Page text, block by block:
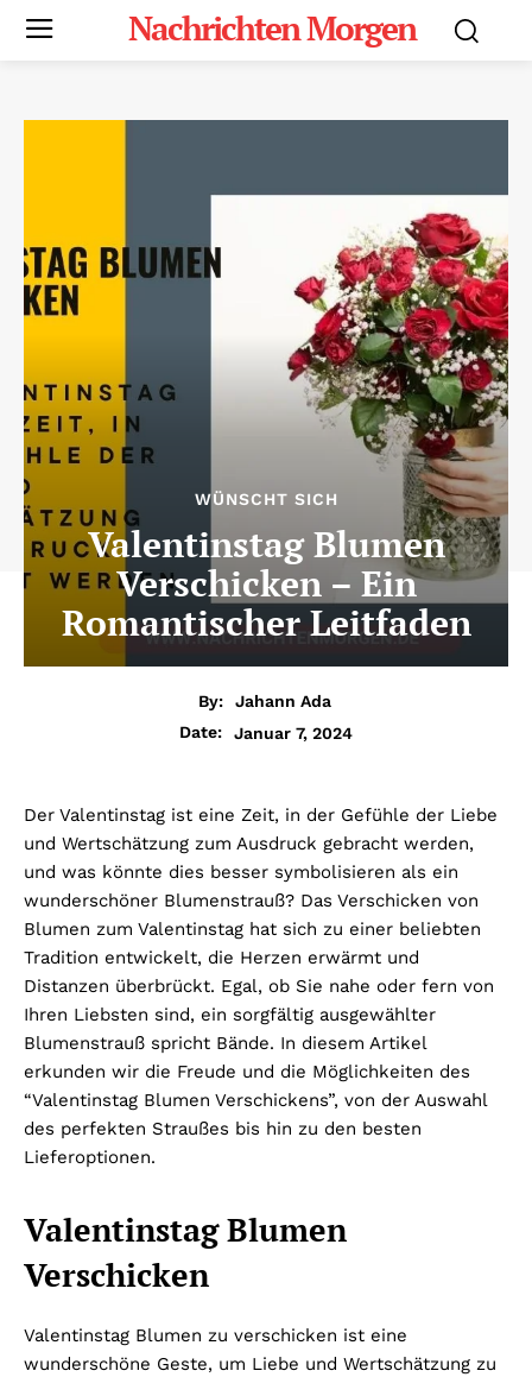
Nachrichten Morgen
WÜNSCHT SICH
Valentinstag Blumen
Verschicken – Ein
Romantischer Leitfaden
By:
Jahann Ada
Date:
Januar 7, 2024
Der Valentinstag ist eine Zeit, in der Gefühle der Liebe
und Wertschätzung zum Ausdruck gebracht werden,
und was könnte dies besser symbolisieren als ein
wunderschöner Blumenstrauß? Das Verschicken von
Blumen zum Valentinstag hat sich zu einer beliebten
Tradition entwickelt, die Herzen erwärmt und
Distanzen überbrückt. Egal, ob Sie nahe oder fern von
Ihren Liebsten sind, ein sorgfältig ausgewählter
Blumenstrauß spricht Bände. In diesem Artikel
erkunden wir die Freude und die Möglichkeiten des
“Valentinstag Blumen Verschickens”, von der Auswahl
des perfekten Straußes bis hin zu den besten
Lieferoptionen.
Valentinstag Blumen
Verschicken
Valentinstag Blumen zu verschicken ist eine
wunderschöne Geste, um Liebe und Wertschätzung zu